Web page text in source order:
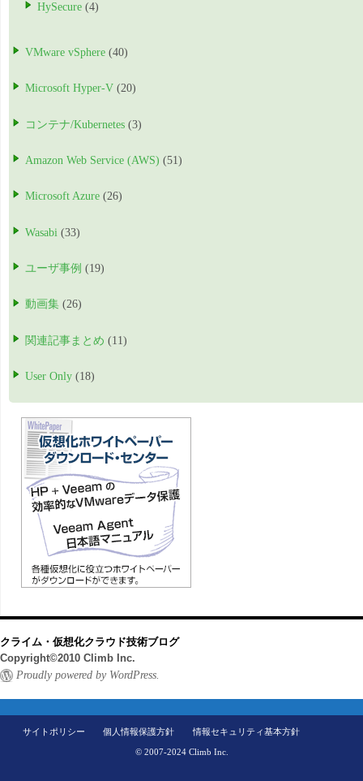
HySecure (4)
VMware vSphere (40)
Microsoft Hyper-V (20)
コンテナ/Kubernetes (3)
Amazon Web Service (AWS) (51)
Microsoft Azure (26)
Wasabi (33)
ユーザ事例 (19)
動画集 (26)
関連記事まとめ (11)
User Only (18)
クライム・仮想化クラウド技術ブログ
Copyright©2010 Climb Inc.
Proudly powered by WordPress.
サイトポリシー 個人情報保護方針 情報セキュリティ基本方針
© 2007-2024 Climb Inc.